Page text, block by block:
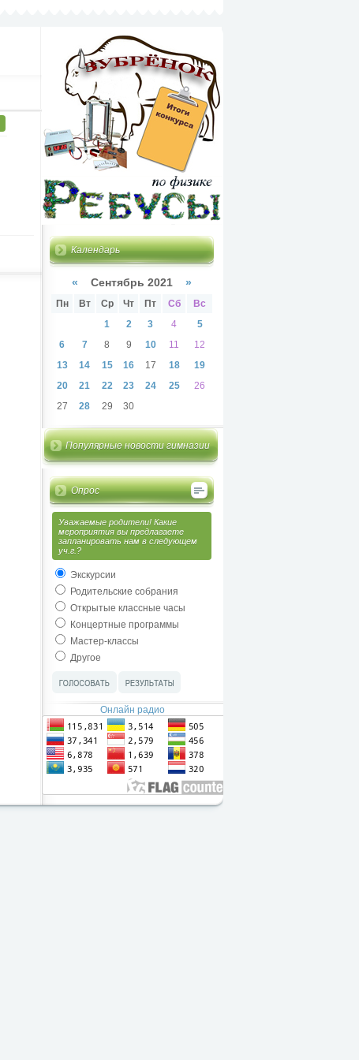
Календарь
« Сентябрь 2021 »
Пн Вт Ср Чт Пт Сб
Вс
1
2 3 4
5
6
7 8 9 10 11
12
13
14 15 16 17 18
19
20
21 22 23 24 25
26
27
28 29 30
Популярные новости гимназии
Опрос
Уважаемые родители! Какие
мероприятия вы предлагаете
запланировать нам в следующем
уч.г.?
Экскурсии
Родительские собрания
Открытые классные часы
Концертные программы
Мастер-классы
Другое
Онлайн радио